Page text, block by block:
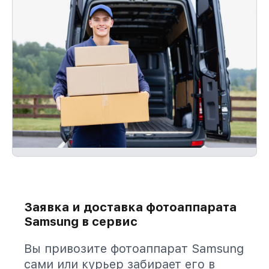
Заявка и доставка фотоаппарата
Samsung в сервис
Вы привозите фотоаппарат Samsung
сами или курьер забирает его в